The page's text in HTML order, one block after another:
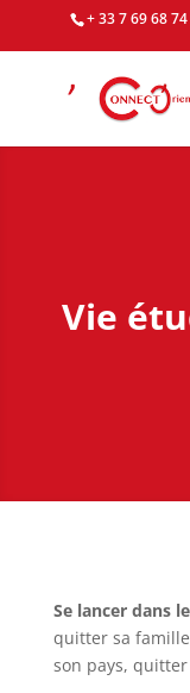
+ 33 7 69 68
Vie
Se lancer dans
quitter sa
son pays,